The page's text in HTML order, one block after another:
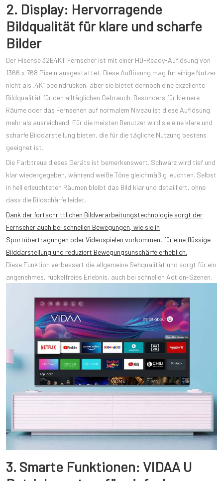
2. Display: Hervorragende
Bildqualität für klare und scharfe
Bilder
Der Hisense 32E4KT Fernseher ist mit einer HD-Ready-Auflösung von
1366 x 768 Pixeln ausgestattet. Diese Auflösung mag für einige Nutzer
nicht als „4K“ beeindrucken, aber sie bietet dennoch eine exzellente
Bildqualität für den alltäglichen Gebrauch. Besonders für kleinere
Räume oder das Fernsehen auf normalem Niveau ist diese Auflösung
mehr als ausreichend. Für die meisten Benutzer wird sie eine klare und
scharfe Bilddarstellung bieten, die für die tägliche Nutzung bestens
geeignet ist.
Die Farbtreue dieses Geräts ist bemerkenswert. Schwarz wird tief und
klar wiedergegeben, während weiße Töne gleichmäßig leuchten. Selbst
in hell erleuchteten Räumen bleibt das Bild klar und detailliert, ohne
dass die Bildschärfe leidet.
Dank der fortschrittlichen Bildverarbeitungstechnologie sorgt der
Fernseher auch bei schnellen Bewegungen, wie sie in
Sportübertragungen oder Videospielen vorkommen, für eine flüssige
Bilddarstellung und reduziert Bewegungsunschärfe erheblich.
Diese Funktion verbessert die allgemeine Sehqualität und sorgt für ein
angenehmes, ruckelfreies Erlebnis, auch bei schnellen Action-Szenen.
3. Smarte Funktionen: VIDAA U